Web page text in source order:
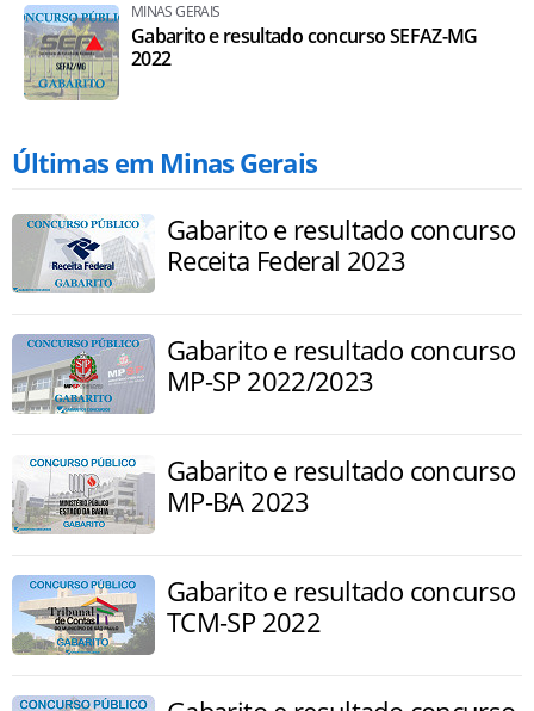
MINAS GERAIS
Gabarito e resultado concurso SEFAZ-MG
2022
Últimas em Minas Gerais
Gabarito e resultado concurso
Receita Federal 2023
Gabarito e resultado concurso
MP-SP 2022/2023
Gabarito e resultado concurso
MP-BA 2023
Gabarito e resultado concurso
TCM-SP 2022